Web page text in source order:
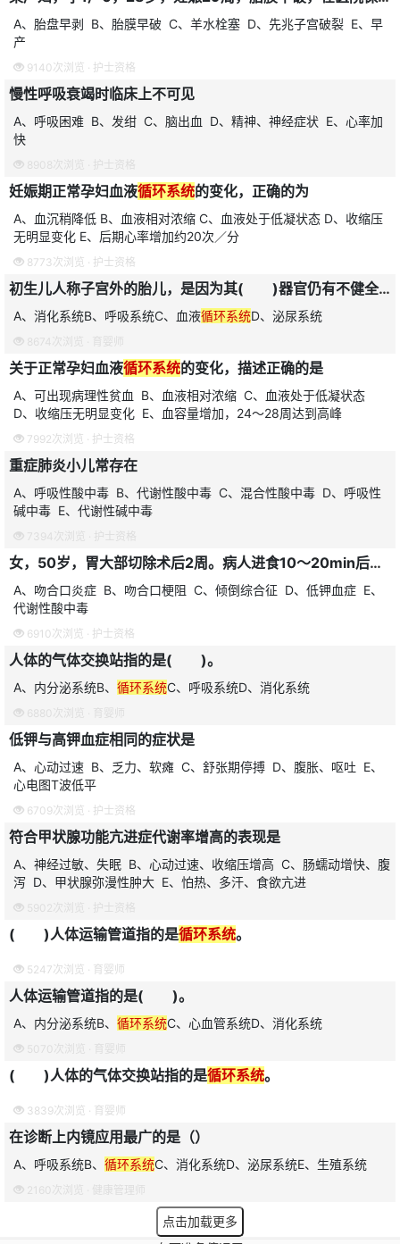
A、胎盘早剥 B、胎膜早破 C、羊水栓塞 D、先兆子宫破裂 E、早
产
9140次浏览 · 护士资格
慢性呼吸衰竭时临床上不可见
A、呼吸困难 B、发绀 C、脑出血 D、精神、神经症状 E、心率加
快
8908次浏览 · 护士资格
妊娠期正常孕妇血液循环系统的变化，正确的为
A、血沉稍降低 B、血液相对浓缩 C、血液处于低凝状态 D、收缩压
无明显变化 E、后期心率增加约20次／分
8773次浏览 · 护士资格
初生儿人称子宫外的胎儿，是因为其( )器官仍有不健全的地方。
A、消化系统B、呼吸系统C、血液循环系统D、泌尿系统
8674次浏览 ·
关于正常孕妇血液循环系统的变化，描述正确的是
A、可出现病理性贫血 B、血液相对浓缩 C、血液处于低凝状态
D、收缩压无明显变化 E、血容量增加，24～28周达到高峰
7992次浏览 · 护士资格
重症肺炎小儿常存在
A、呼吸性酸中毒 B、代谢性酸中毒 C、混合性酸中毒 D、呼吸性
碱中毒 E、代谢性碱中毒
7394次浏览 · 护士资格
女，50岁，胃大部切除术后2周。病人进食10～20min后出现上腹饱胀、恶心呕吐、头晕、心悸、出汗、腹泻等。应考虑并发
A、吻合口炎症 B、吻合口梗阻 C、倾倒综合征 D、低钾血症 E、
代谢性酸中毒
6910次浏览 · 护士资格
人体的气体交换站指的是( )。
A、内分泌系统B、 循环系统C、呼吸系统D、消化系统
6880次浏览 ·
低钾与高钾血症相同的症状是
A、心动过速 B、乏力、软瘫 C、舒张期停搏 D、腹胀、呕吐 E、
心电图T波低平
6709次浏览 · 护士资格
符合甲状腺功能亢进症代谢率增高的表现是
A、神经过敏、失眠 B、心动过速、收缩压增高 C、肠蠕动增快、腹
泻 D、甲状腺弥漫性肿大 E、怕热、多汗、食欲亢进
5902次浏览 · 护士资格
( )人体运输管道指的是循环系统。
5247次浏览 · 育婴师
人体运输管道指的是( )。
A、内分泌系统B、 循环系统C、心血管系统D、消化系统
5070次浏览 ·
( )人体的气体交换站指的是循环系统。
3839次浏览 · 育婴师
在诊断上内镜应用最广的是（）
A、呼吸系统B、 循环系统C、消化系统D、泌尿系统E、生殖系统
2160次浏览 · 健康管理师
点击加载更多